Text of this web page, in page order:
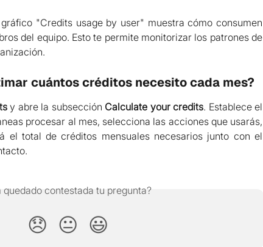
"Credits usage by user" muestra cómo consumen
del equipo. Esto te permite monitorizar los patrones de
cuántos créditos necesito cada mes?
y abre la subsección Calculate your credits. Establece el
procesar al mes, selecciona las acciones que usarás,
el total de créditos mensuales necesarios junto con el
quedado contestada tu pregunta?
😞 😐 😃